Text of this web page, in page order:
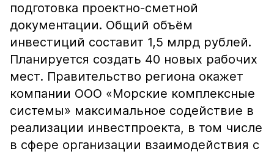
подготовка проектно-сметной
документации. Общий объём
инвестиций составит 1,5 млрд рублей.
Планируется создать 40 новых рабочих
мест. Правительство региона окажет
компании ООО «Морские комплексные
системы» максимальное содействие в
реализации инвестпроекта, в том числе
в сфере организации взаимодействия с